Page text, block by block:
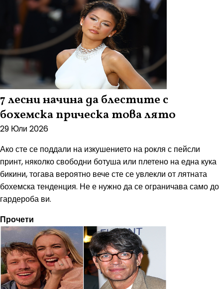
7 лесни начина да блестите с
бохемска прическа това лято
29 Юли 2026
Ако сте се поддали на изкушението на рокля с пейсли
принт, няколко свободни ботуша или плетено на една кука
бикини, тогава вероятно вече сте се увлекли от лятната
бохемска тенденция. Не е нужно да се ограничава само до
гардероба ви.
Прочети